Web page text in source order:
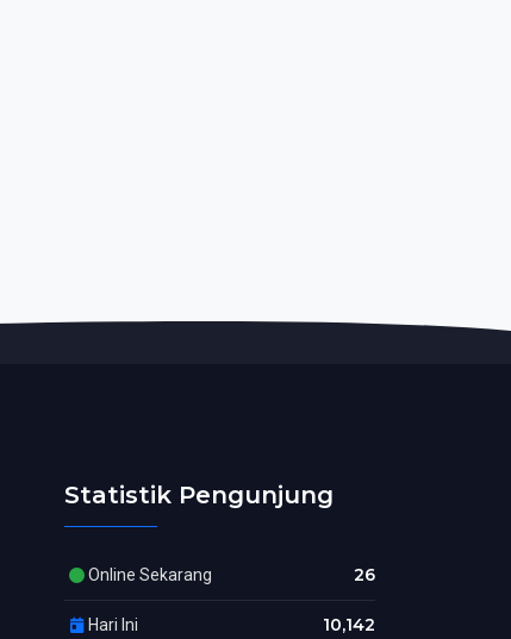
Statistik Pengunjung
Online Sekarang 26
Hari Ini 10,142